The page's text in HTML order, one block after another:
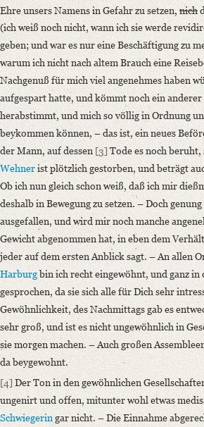
Editors
Bamberg, Claudia
Varwig, Olivia
Ehre unsers Namens in Gefahr zu setzen, nich
(ich weiß noch nicht, wann ich sie werde
geben; und war es nur eine Beschäftigung zu
warum ich nicht nach altem Brauch eine
Nachgenuß für mich viel angenehmes haben
aufgespart hatte, und kömmt noch ein
herabstimmt, und mich so völlig in Ordnung
beykommen können, – das ist, ein neues
der Mann, auf dessen [3]Tode es noch
Wehnerist plötzlich gestorben, und beträgt
Ob ich nun gleich schon weiß, daß ich mir
deshalb in Bewegung zu setzen. – Doch
ausgefallen, und wird mir noch manche
Gewicht abgenommen hat, in eben dem
jeder auf dem ersten Anblick sagt. – An allen
Harburgbin ich recht eingewöhnt, und ganz
gesprochen, da sie sich alle für Dich sehr
Gewöhnlichkeit, des Nachmittags gab es
sehr groß, und ist es nicht ungewöhnlich in
sie morgen machen. – Auch großen
da beygewohnt.
[4]Der Ton in den gewöhnlichen
ungenirt und offen, mitunter wohl etwas
Schwiegeringar nicht. – Die Einnahme